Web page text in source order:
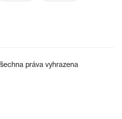
práva vyhrazena